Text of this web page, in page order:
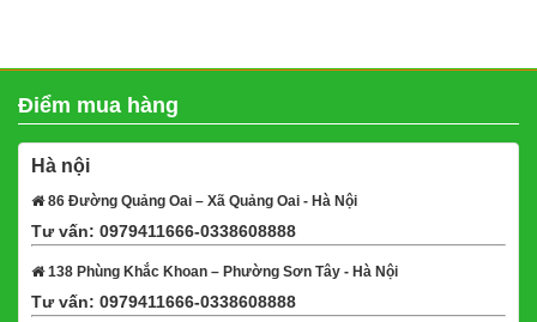
Điểm mua hàng
Hà nội
86 Đường Quảng Oai – Xã Quảng Oai - Hà Nội
Tư vấn: 0979411666-0338608888
138 Phùng Khắc Khoan – Phường Sơn Tây - Hà Nội
Tư vấn: 0979411666-0338608888